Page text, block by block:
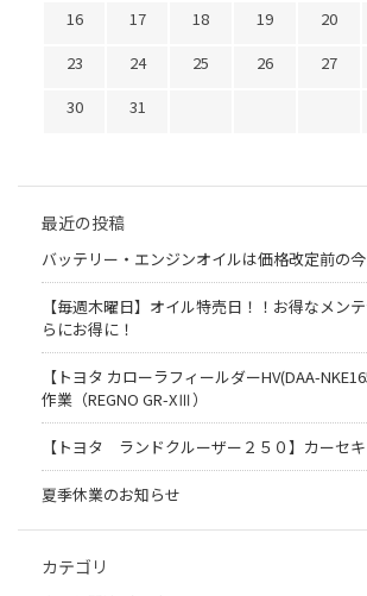
16
17 18 19 20
23
24 25 26 27
30
31
最近の投稿
バッテリー・エンジンオイルは価格改定前の
【毎週木曜日】オイル特売日！！お得なメン
らにお得に！
【トヨタ カローラフィールダーHV(DAA-
作業（REGNO GR-XⅢ）
【トヨタ ランドクルーザー２５０】カーセ
夏季休業のお知らせ
カテゴリ